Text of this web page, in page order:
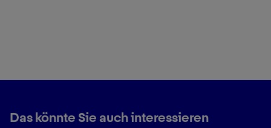
Das könnte Sie auch interessieren